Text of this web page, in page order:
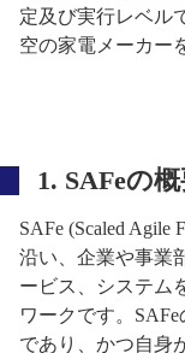
定及び実行レベル
空の家電メーカー
1. SAFeの
SAFe (Scaled Agile
沿い、企業や事業
ービス、システム
ワークです。
であり、かつ自身